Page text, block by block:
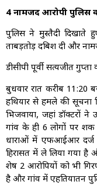
4 नामजद आरोपी पुलिस
पुलिस ने मुस्तैदी दिखाते
ताबड़तोड़ दबिश दी और
डीसीपी पूर्वी सत्यजीत
बुधवार रात करीब 11:20
हथियार से हमले की सूचना
भिजवाया, जहां डॉक्टरों ने
गांव के ही 6 लोगों पर
धाराओं में एफआईआर दर्ज
हिरासत में ले लिया गया है
शेष 2 आरोपियों को भी
है और गांव में एहतियातन